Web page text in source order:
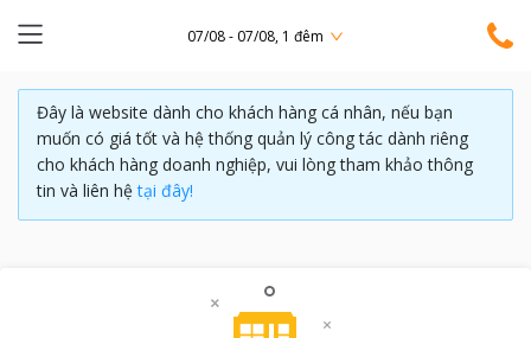
07/08 - 07/08, 1 đêm
Đây là website dành cho khách hàng cá nhân, nếu bạn
muốn có giá tốt và hệ thống quản lý công tác dành riêng
cho khách hàng doanh nghiệp, vui lòng tham khảo thông
tin và liên hệ tại đây!